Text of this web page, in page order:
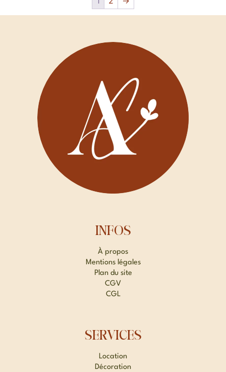
INFOS
À propos
Mentions légales
Plan du site
CGV
CGL
SERVICES
Location
Décoration